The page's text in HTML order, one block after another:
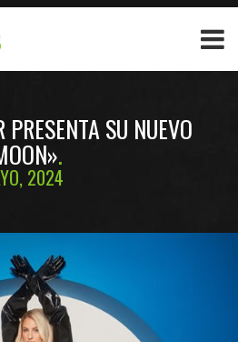
SU NUEVO
2024